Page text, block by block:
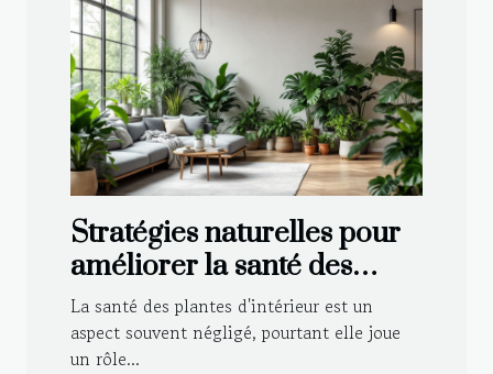
Stratégies naturelles pour
améliorer la santé des
plantes d'intérieur
La santé des plantes d'intérieur est un
aspect souvent négligé, pourtant elle joue
un rôle...